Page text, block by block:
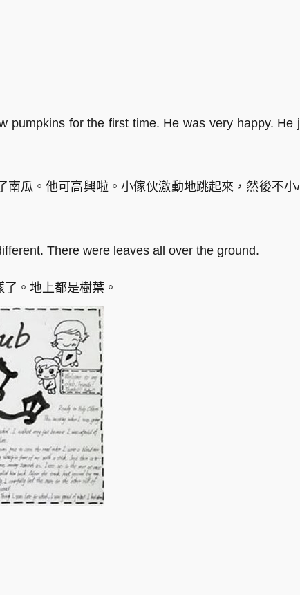
pumpkins for the first time. He was very happy. He
南瓜。他可高興啦。小傢伙激動地跳起來，然後不
There were leaves all over the ground.
。地上都是樹葉。